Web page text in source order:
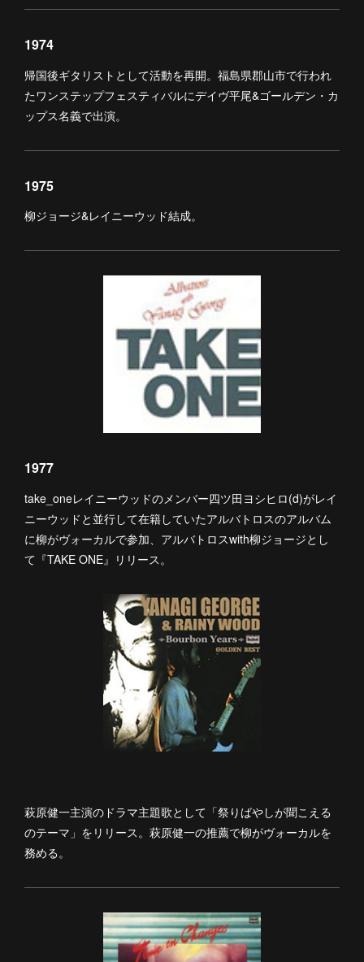
1974
帰国後ギタリストとして活動を再開。福島県郡山市で行われ
たワンステップフェスティバルにデイヴ平尾&ゴールデン・カ
ップス名義で出演。
1975
柳ジョージ&レイニーウッド結成。
1977
take_oneレイニーウッドのメンバー四ツ田ヨシヒロ(d)がレイ
ニーウッドと並行して在籍していたアルバトロスのアルバム
に柳がヴォーカルで参加、アルバトロスwith柳ジョージとし
て『TAKE ONE』リリース。
萩原健一主演のドラマ主題歌として「祭りばやしが聞こえる
のテーマ」をリリース。萩原健一の推薦で柳がヴォーカルを
務める。